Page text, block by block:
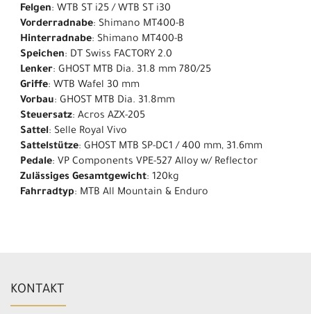
Felgen: WTB ST i25 / WTB ST i30
Vorderradnabe: Shimano MT400-B
Hinterradnabe: Shimano MT400-B
Speichen: DT Swiss FACTORY 2.0
Lenker: GHOST MTB Dia. 31.8 mm 780/25
Griffe: WTB Wafel 30 mm
Vorbau: GHOST MTB Dia. 31.8mm
Steuersatz: Acros AZX-205
Sattel: Selle Royal Vivo
Sattelstütze: GHOST MTB SP-DC1 / 400 mm, 31.6mm
Pedale: VP Components VPE-527 Alloy w/ Reflector
Zulässiges Gesamtgewicht: 120kg
Fahrradtyp: MTB All Mountain & Enduro
KONTAKT